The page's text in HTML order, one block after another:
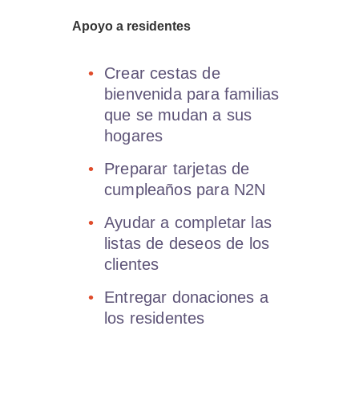
Apoyo a residentes
Crear cestas de
bienvenida para familias
que se mudan a sus
hogares
Preparar tarjetas de
cumpleaños para N2N
Ayudar a completar las
listas de deseos de los
clientes
Entregar donaciones a
los residentes